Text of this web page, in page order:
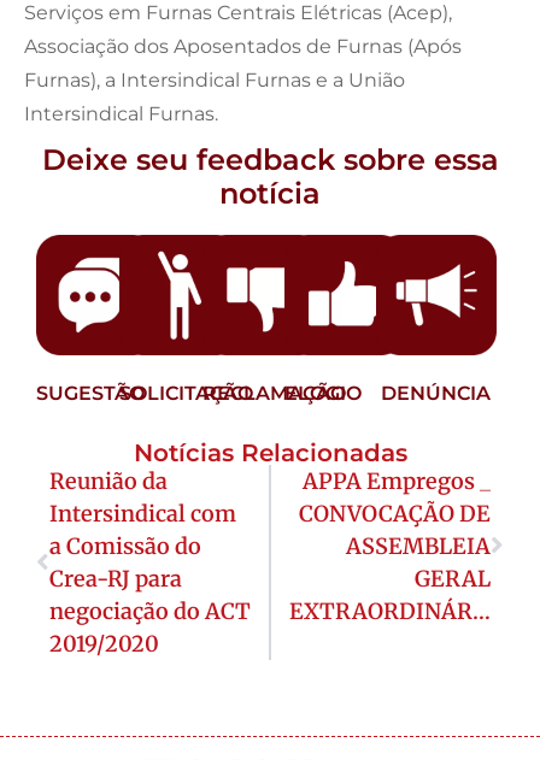
Serviços em Furnas Centrais Elétricas (Acep),
Associação dos Aposentados de Furnas (Após
Furnas), a Intersindical Furnas e a União
Intersindical Furnas.
Deixe seu feedback sobre essa
notícia
SUGESTÃOSOLICITAÇÃORECLAMAÇÃO
ELOGIO DENÚNCIA
Notícias Relacionadas
Reunião da
Intersindical com
a Comissão do
Crea-RJ para
negociação do ACT
2019/2020
APPA Empregos _
CONVOCAÇÃO DE
ASSEMBLEIA
GERAL
EXTRAORDINÁRIA